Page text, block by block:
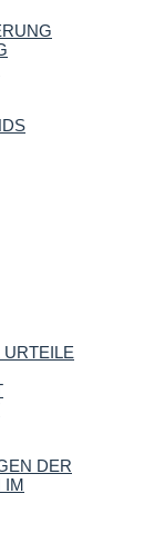
DER
IM